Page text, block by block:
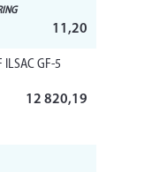
11,20
GF-5
12 820,19